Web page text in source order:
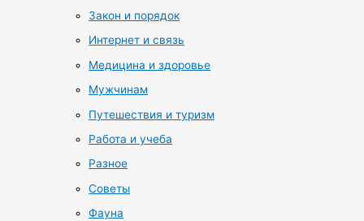
Закон и порядок
Интернет и связь
Медицина и здоровье
Мужчинам
Путешествия и туризм
Работа и учеба
Разное
Советы
Фауна